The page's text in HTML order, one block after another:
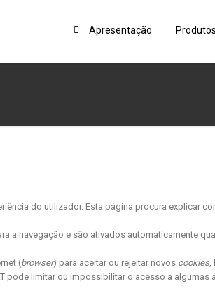
Apresentação Produtos
do utilizador. Esta página procura explicar
a navegação e são ativados automaticamente
(browser) para aceitar ou rejeitar novos cookies,
pode limitar ou impossibilitar o acesso a